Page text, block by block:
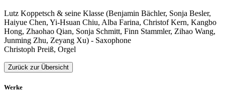
Lutz Koppetsch & seine Klasse (Benjamin Bächler, Sonja Besler,
Haiyue Chen, Yi-Hsuan Chiu, Alba Farina, Christof Kern, Kangbo
Hong, Zhaohao Qian, Sonja Schmitt, Finn Stammler, Zihao Wang,
Junming Zhu, Zeyang Xu) - Saxophone
Christoph Preiß, Orgel
Zurück zur Übersicht
Werke